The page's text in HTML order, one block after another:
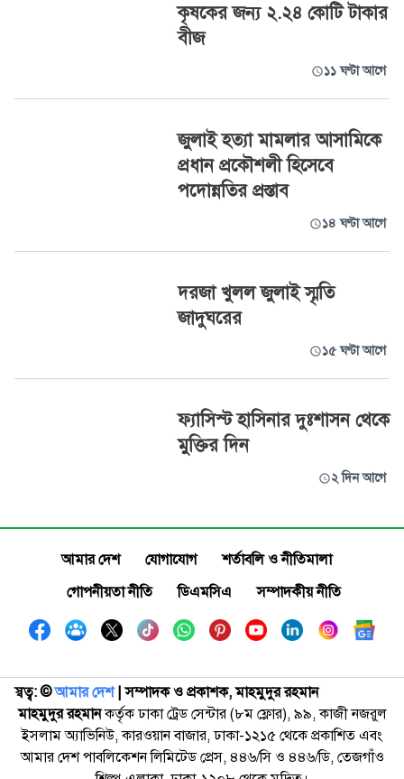
কৃষকের জন্য ২.২৪ কোটি টাকার
বীজ
১১ ঘণ্টা আগে
জুলাই হত্যা মামলার আসামিকে
প্রধান প্রকৌশলী হিসেবে
পদোন্নতির প্রস্তাব
১৪ ঘণ্টা আগে
দরজা খুলল জুলাই স্মৃতি
জাদুঘরের
১৫ ঘণ্টা আগে
ফ্যাসিস্ট হাসিনার দুঃশাসন থেকে
মুক্তির দিন
২ দিন আগে
আমার দেশ যোগাযোগ
শর্তাবলি ও নীতিমালা
গোপনীয়তা নীতি
ডিএমসিএ সম্পাদকীয় নীতি
স্বত্ব: ©️আমার দেশ| সম্পাদক ও প্রকাশক, মাহমুদুর রহমান
মাহমুদুর রহমানকর্তৃক ঢাকা ট্রেড সেন্টার (৮ম ফ্লোর), ৯৯, কাজী নজরুল
ইসলাম অ্যাভিনিউ, কারওয়ান বাজার, ঢাকা-১২১৫ থেকে প্রকাশিত এবং
আমার দেশ পাবলিকেশন লিমিটেড প্রেস, ৪৪৬/সি ও ৪৪৬/ডি, তেজগাঁও